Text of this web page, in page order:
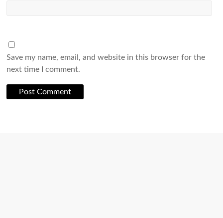
Save my name, email, and website in this browser for the
next time I comment.